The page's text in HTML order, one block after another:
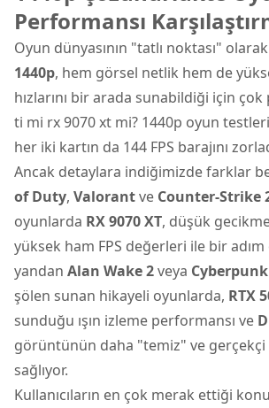
Performansı
Oyun dünyasının "tatlı noktası"
1440p, hem görsel netlik hem de
hızlarını bir arada sunabildiği için
ti mi rx 9070 xt mi? 1440p oyun
her iki kartın da 144 FPS barajını
Ancak detaylara indiğimizde farklar
of Duty, Valorantve Counter-Strike
oyunlarda RX 9070 XT, düşük
yüksek ham FPS değerleri ile bir adım
yandan Alan Wake 2veya
şölen sunan hikayeli oyunlarda, RTX
sunduğu ışın izleme performansı ve
görüntünün daha "temiz" ve gerçekçi
sağlıyor.
Kullanıcıların en çok merak ettiği